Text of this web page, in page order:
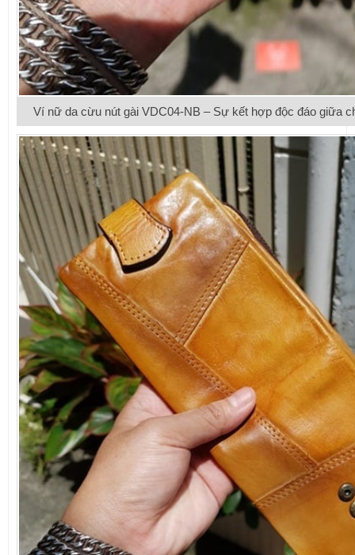
Ví nữ da cừu nút gài VDC04-NB – Sự kết hợp độc đáo giữa